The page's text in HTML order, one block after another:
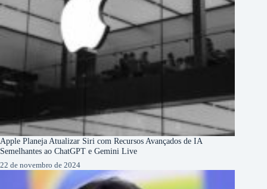
Apple Planeja Atualizar Siri com Recursos Avançados de IA
Semelhantes ao ChatGPT e Gemini Live
22 de novembro de 2024